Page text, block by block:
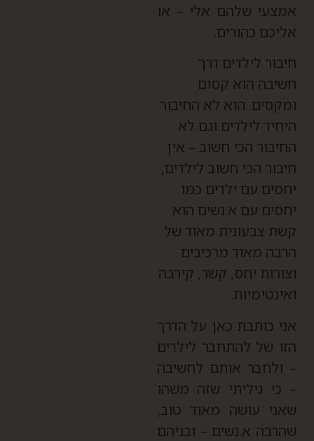
שלהם אלי – או
כהורים.
לילדים דרך
הוא קסום
הוא לא החיבור
לילדים וגם לא
הכי חשוב – אין
הכי חשוב לילדים,
עם ילדים כמו
עם א.נשים הוא
צבעונית מאוד של
מאוד מרכיבים
יחס, קשר, קירבה
כותבת כאן על הדרך
של להתחבר לילדים
ולחבר אותם לחשיבה
כי גיליתי שזה משהו
עושה מאוד טוב,
א.נשים – ובניהם